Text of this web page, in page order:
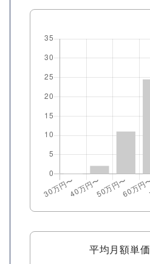
平均月額単価